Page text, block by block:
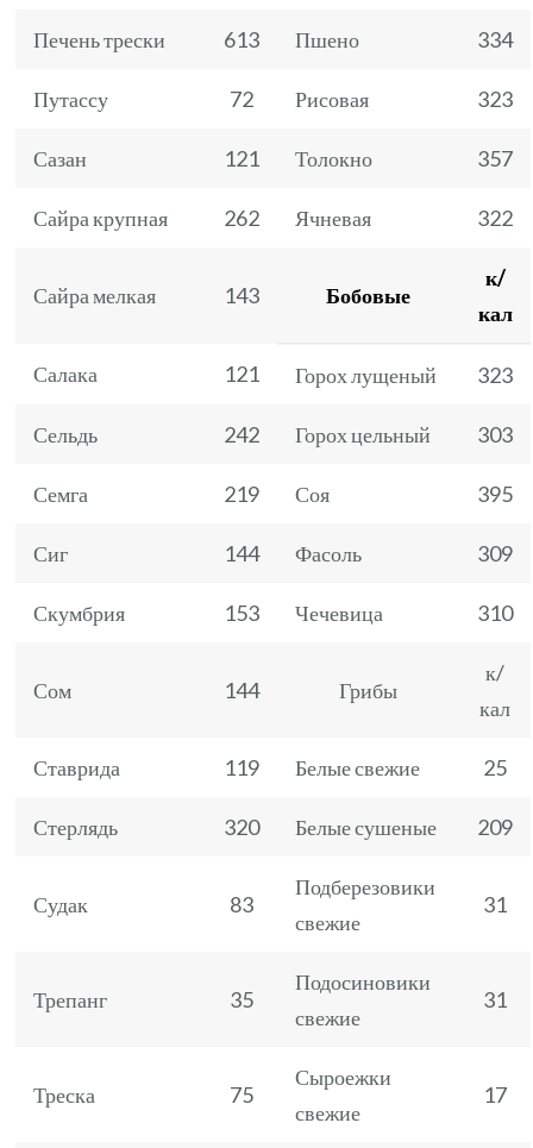
Печень трески 613 Пшено 334
Путассу 72 Рисовая 323
Сазан 121 Толокно 357
Сайра крупная 262 Ячневая 322
Сайра мелкая 143 Бобовые
к/
кал
Салака 121 Горох лущеный 323
Сельдь 242 Горох цельный 303
Семга 219 Соя 395
Сиг 144 Фасоль 309
Скумбрия 153 Чечевица 310
Сом 144 Грибы
к/
кал
Ставрида 119 Белые свежие 25
Стерлядь 320 Белые сушеные 209
Судак 83
Подберезовики
свежие
31
Трепанг 35
Подосиновики
свежие
31
Треска 75
Сыроежки
свежие
17